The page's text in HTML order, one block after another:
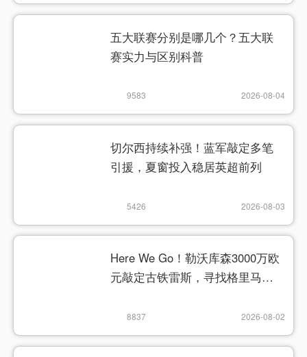
五大联赛分别是哪几个？五大联
赛实力与区别科普
9583 2026-08-04
切尔西持续补强！蓝军敲定多笔
引援，夏窗投入稳居英超前列
5426 2026-08-03
Here We Go！勒沃库森3000万欧
元敲定古铁雷斯，寻找格里马尔
8837 2026-08-02